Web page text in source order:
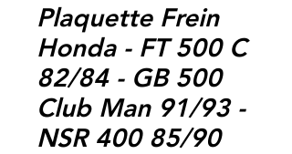
Plaquette Frein
Honda - FT 500 C
82/84 - GB 500
Club Man 91/93 -
NSR 400 85/90